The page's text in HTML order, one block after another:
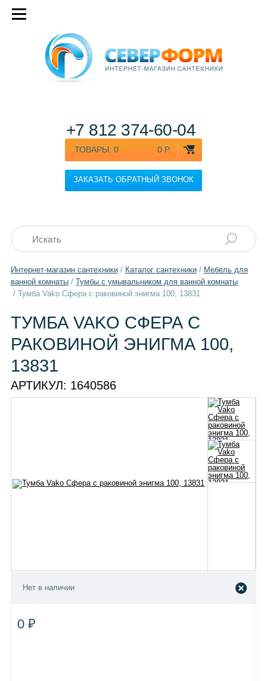
ТОВАРЫ: 0 0 Р.
ЗАКАЗАТЬ ОБРАТНЫЙ ЗВОНОК
+7 812 374-60-04
Интернет-магазин сантехники/ Каталог сантехники/ Мебель для
ванной комнаты/ Тумбы с умывальником для ванной комнаты
/ Тумба Vako Сфера с раковиной энигма 100, 13831
ТУМБА VAKO СФЕРА С
РАКОВИНОЙ ЭНИГМА 100,
13831
АРТИКУЛ: 1640586
Нет в наличии
0 ₽